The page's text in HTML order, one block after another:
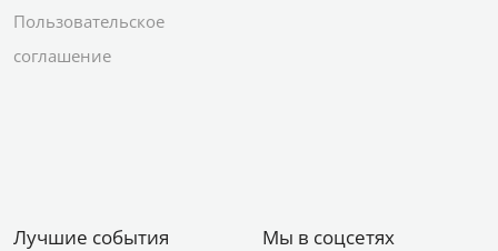
Пользовательское
соглашение
Лучшие события Мы в соцсетях